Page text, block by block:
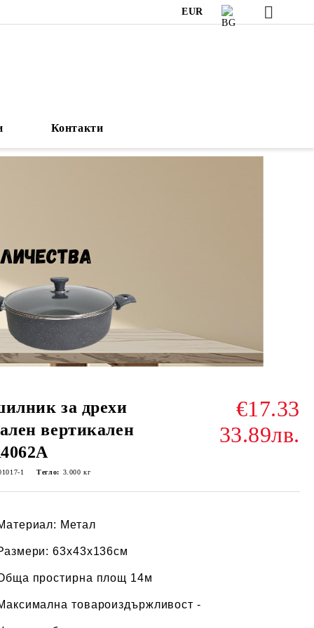
EUR
Контакти
за дрехи
вертикален
€17.33
33.89лв.
1 Тегло: 3.000 кг
Метал
63х43х136см
простирна площ 14м
товароиздържливост -